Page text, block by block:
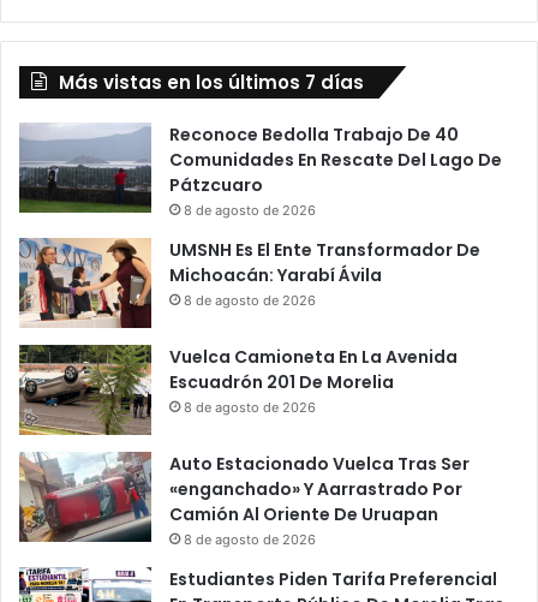
Más vistas en los últimos 7 días
Reconoce Bedolla Trabajo De 40
Comunidades En Rescate Del Lago De
Pátzcuaro
8 de agosto de 2026
UMSNH Es El Ente Transformador De
Michoacán: Yarabí Ávila
8 de agosto de 2026
Vuelca Camioneta En La Avenida
Escuadrón 201 De Morelia
8 de agosto de 2026
Auto Estacionado Vuelca Tras Ser
«enganchado» Y Aarrastrado Por
Camión Al Oriente De Uruapan
8 de agosto de 2026
Estudiantes Piden Tarifa Preferencial